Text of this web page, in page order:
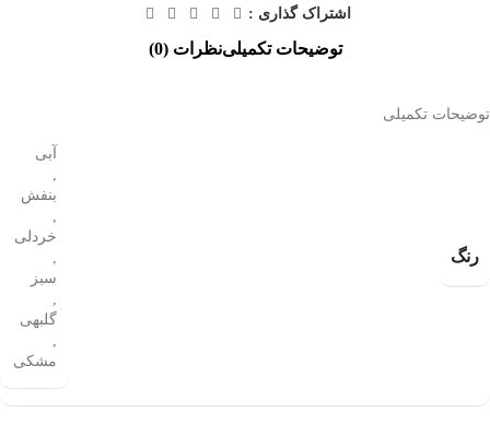
اشتراک گذاری :
توضیحات تکمیلینظرات (0)
توضیحات تکمیلی
رنگ
آبی
,
بنفش
,
خردلی
,
سبز
,
گلبهی
,
مشکی